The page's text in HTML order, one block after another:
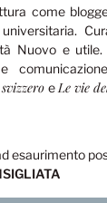
come
universitaria.
Nuovo e
eLe vie
esaurimento